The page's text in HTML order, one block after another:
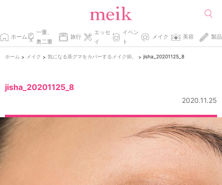
ホーム
一重、
奥二重
旅行
エッセ
イ
イベン
ト
メイク 美容 製品
ホーム > メイク > 気になる茶グマをカバーするメイク術。 > jisha_20201125_8
jisha_20201125_8
2020.11.25